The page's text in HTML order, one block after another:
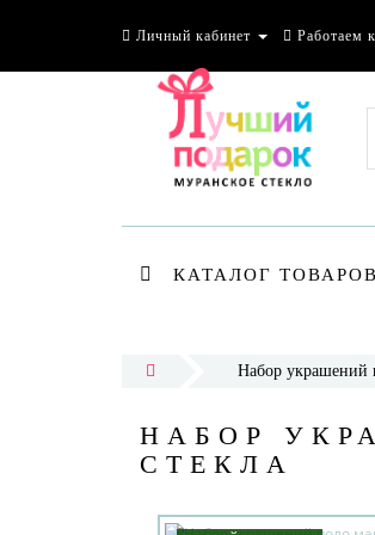
Личный кабинет Работаем
КАТАЛОГ ТОВАРОВ
Набор украшений
НАБОР
СТЕКЛА